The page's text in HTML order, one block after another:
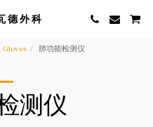
德外科
Gloves 肺功能检测仪
测仪